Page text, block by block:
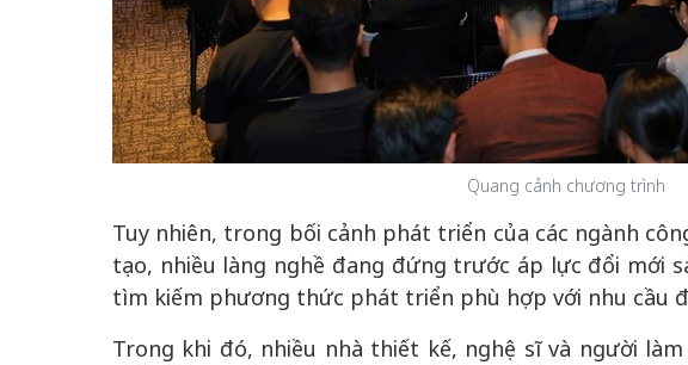
Quang cảnh chương trình
Tuy nhiên, trong bối cảnh phát triển của các ngành
tạo, nhiều làng nghề đang đứng trước áp lực đổi mới
tìm kiếm phương thức phát triển phù hợp với nhu cầu
Trong khi đó, nhiều nhà thiết kế, nghệ sĩ và người